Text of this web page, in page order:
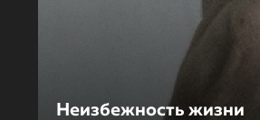
Неизбежность жизни